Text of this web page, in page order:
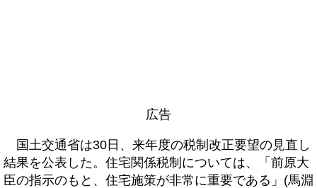
広告
国土交通省は30日、来年度の税制改正要望の見直し
結果を公表した。住宅関係税制については、「前原大
臣の指示のもと、住宅施策が非常に重要である」(馬淵